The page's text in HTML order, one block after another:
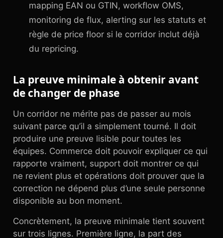
mapping EAN ou GTIN, workflow OMS,
monitoring de flux, alerting sur les statuts et
règle de price floor si le corridor inclut déjà
du repricing.
La preuve minimale à obtenir avant
de changer de phase
Un corridor ne mérite pas de passer au mois
suivant parce qu’il a simplement tourné. Il doit
produire une preuve lisible pour toutes les
équipes. Commerce doit pouvoir expliquer ce qui
rapporte vraiment, support doit montrer ce qui
ne revient plus et opérations doit prouver que la
correction ne dépend plus d’une seule personne
disponible au bon moment.
Concrètement, la preuve minimale tient souvent
sur trois lignes. Première ligne, la part des